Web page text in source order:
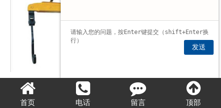
查看更多
首页 电话 留言 顶部
发送